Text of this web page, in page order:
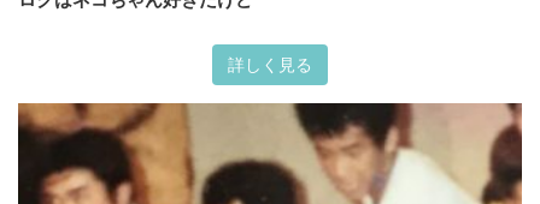
詳しく見る